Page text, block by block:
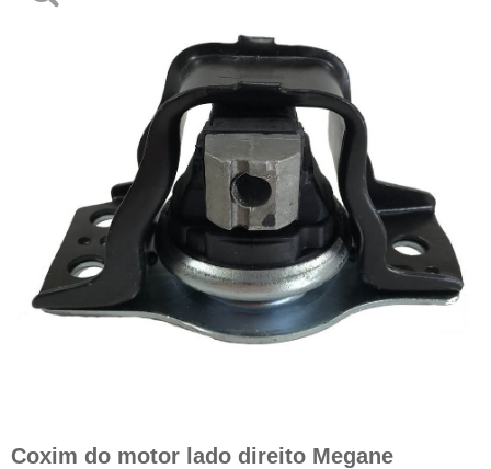
Coxim do motor lado direito Megane